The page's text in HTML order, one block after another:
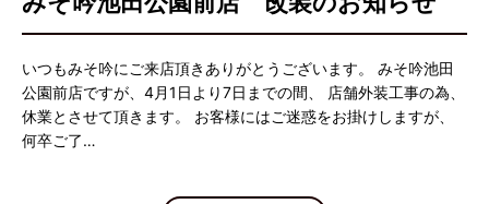
いつもみそ吟にご来店頂きありがとうございます。 みそ吟池田
公園前店ですが、4月1日より7日までの間、 店舗外装工事の為、
休業とさせて頂きます。 お客様にはご迷惑をお掛けしますが、
何卒ご了…